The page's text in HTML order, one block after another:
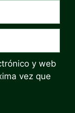
y web
vez que